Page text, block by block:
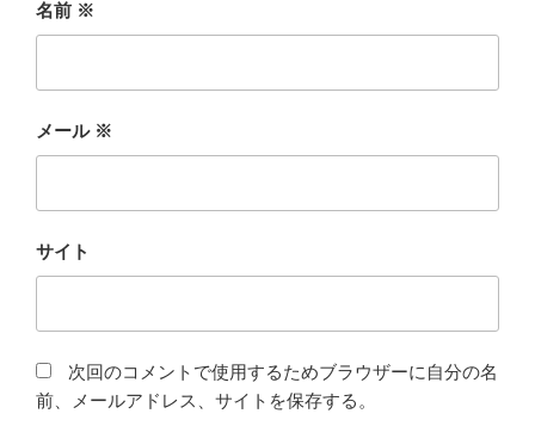
名前 ※
メール ※
サイト
次回のコメントで使用するためブラウザーに自分の名
前、メールアドレス、サイトを保存する。